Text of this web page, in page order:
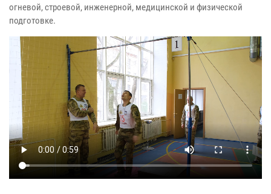
огневой, строевой, инженерной, медицинской и физической
подготовке.